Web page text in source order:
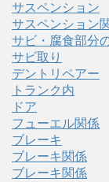
サスペンション
サスペンション
サビ・腐食部分
サビ取り
デントリペアー
トランク内
ドア
フューエル関係
ブレーキ
ブレーキ関係
ブレーキ関係